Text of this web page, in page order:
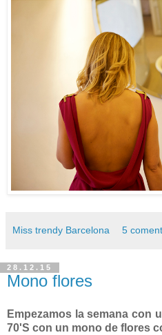
Miss trendy Barcelona 5
28.12.15
Mono flores
Empezamos la semana con
70'S con un mono de flores